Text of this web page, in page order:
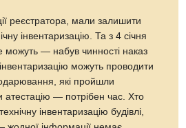
реєстратора, мали залишити
інвентаризацію. Та з 4 січня
можуть — набув чинності наказ
можуть проводити
які пройшли
атестацію — потрібен час. Хто
інвентаризацію будівлі,